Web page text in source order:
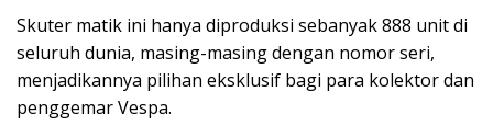
Skuter matik ini hanya diproduksi sebanyak 888 unit di
seluruh dunia, masing-masing dengan nomor seri,
menjadikannya pilihan eksklusif bagi para kolektor dan
penggemar Vespa.